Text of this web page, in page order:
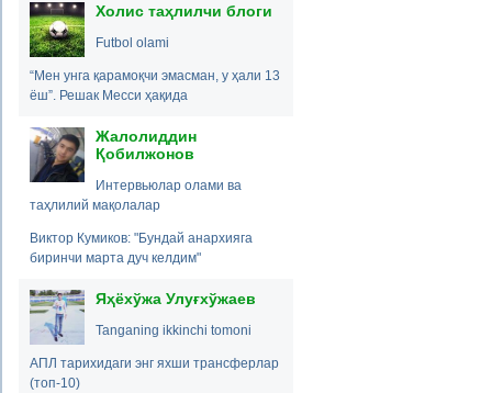
Холис таҳлилчи блоги
Futbol olami
“Мен унга қарамоқчи эмасман, у ҳали 13
ёш”. Решак Месси ҳақида
Жалолиддин
Қобилжонов
Интервьюлар олами ва
таҳлилий мақолалар
Виктор Кумиков: "Бундай анархияга
биринчи марта дуч келдим"
Яҳёхўжа Улуғхўжаев
Tanganing ikkinchi tomoni
АПЛ тарихидаги энг яхши трансферлар
(топ-10)